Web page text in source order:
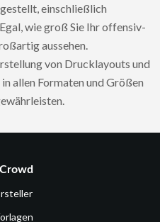
einschließlich
wie groß Sie Ihr offensiv-
aussehen.
von Drucklayouts und
allen Formaten und Größen